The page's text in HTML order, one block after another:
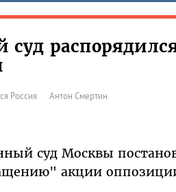
Россия Антон Смертин
суд Москвы
акции